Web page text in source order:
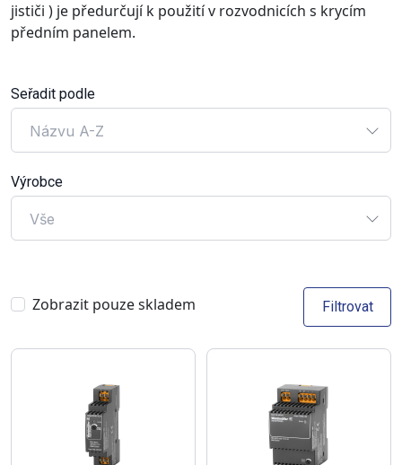
jističi ) je předurčují k použití v rozvodnicích s krycím
předním panelem.
Seřadit podle
Názvu A-Z
Výrobce
Vše
Zobrazit pouze skladem Filtrovat